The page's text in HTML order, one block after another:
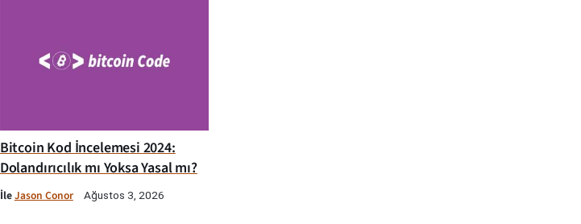
Bitcoin Kod İncelemesi 2024:
Dolandırıcılık mı Yoksa Yasal mı?
İleJason Conor Ağustos 3, 2026